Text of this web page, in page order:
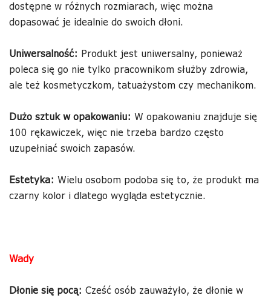
dostępne w różnych rozmiarach, więc można
dopasować je idealnie do swoich dłoni.
Uniwersalność: Produkt jest uniwersalny, ponieważ
poleca się go nie tylko pracownikom służby zdrowia,
ale też kosmetyczkom, tatuażystom czy mechanikom.
Dużo sztuk w opakowaniu: W opakowaniu znajduje się
100 rękawiczek, więc nie trzeba bardzo często
uzupełniać swoich zapasów.
Estetyka: Wielu osobom podoba się to, że produkt ma
czarny kolor i dlatego wygląda estetycznie.
Wady
Dłonie się pocą: Cześć osób zauważyło, że dłonie w